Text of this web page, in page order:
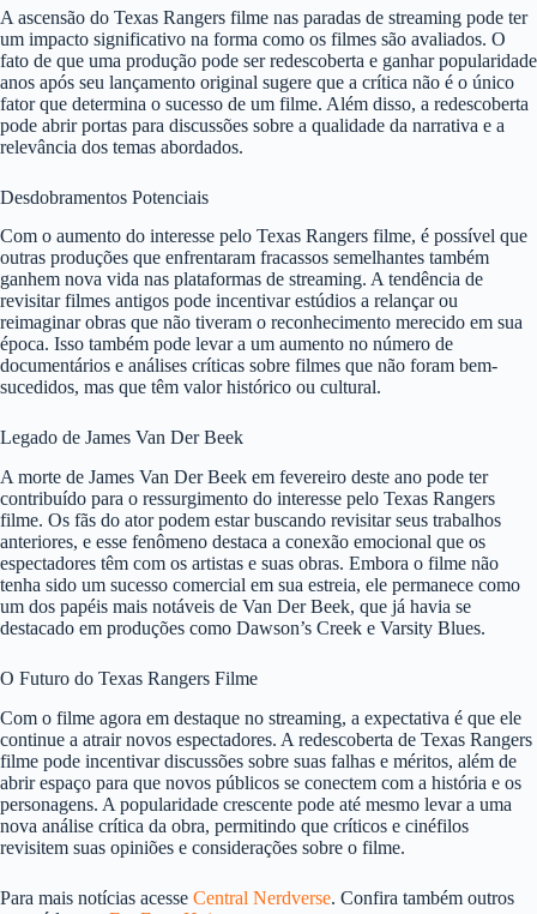
A ascensão do Texas Rangers filme nas paradas de streaming pode ter
um impacto significativo na forma como os filmes são avaliados. O
fato de que uma produção pode ser redescoberta e ganhar popularidade
anos após seu lançamento original sugere que a crítica não é o único
fator que determina o sucesso de um filme. Além disso, a redescoberta
pode abrir portas para discussões sobre a qualidade da narrativa e a
relevância dos temas abordados.
Desdobramentos Potenciais
Com o aumento do interesse pelo Texas Rangers filme, é possível que
outras produções que enfrentaram fracassos semelhantes também
ganhem nova vida nas plataformas de streaming. A tendência de
revisitar filmes antigos pode incentivar estúdios a relançar ou
reimaginar obras que não tiveram o reconhecimento merecido em sua
época. Isso também pode levar a um aumento no número de
documentários e análises críticas sobre filmes que não foram bem-
sucedidos, mas que têm valor histórico ou cultural.
Legado de James Van Der Beek
A morte de James Van Der Beek em fevereiro deste ano pode ter
contribuído para o ressurgimento do interesse pelo Texas Rangers
filme. Os fãs do ator podem estar buscando revisitar seus trabalhos
anteriores, e esse fenômeno destaca a conexão emocional que os
espectadores têm com os artistas e suas obras. Embora o filme não
tenha sido um sucesso comercial em sua estreia, ele permanece como
um dos papéis mais notáveis de Van Der Beek, que já havia se
destacado em produções como Dawson’s Creek e Varsity Blues.
O Futuro do Texas Rangers Filme
Com o filme agora em destaque no streaming, a expectativa é que ele
continue a atrair novos espectadores. A redescoberta de Texas Rangers
filme pode incentivar discussões sobre suas falhas e méritos, além de
abrir espaço para que novos públicos se conectem com a história e os
personagens. A popularidade crescente pode até mesmo levar a uma
nova análise crítica da obra, permitindo que críticos e cinéfilos
revisitem suas opiniões e considerações sobre o filme.
Para mais notícias acesse Central Nerdverse. Confira também outros